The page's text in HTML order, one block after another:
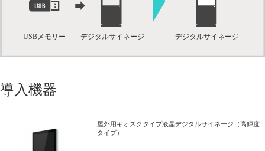
導入機器
屋外用キオスクタイプ液晶デジタルサイネージ（高輝度
タイプ）